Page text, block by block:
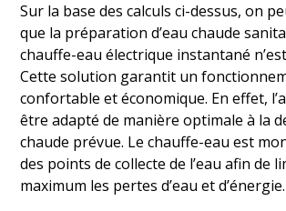
Sur la base des calculs ci-dessus, on
que la préparation d’eau chaude
chauffe-eau électrique instantané
Cette solution garantit un
confortable et économique. En effet,
être adapté de manière optimale à la
chaude prévue. Le chauffe-eau est
des points de collecte de l’eau afin de
maximum les pertes d’eau et d’énergie.